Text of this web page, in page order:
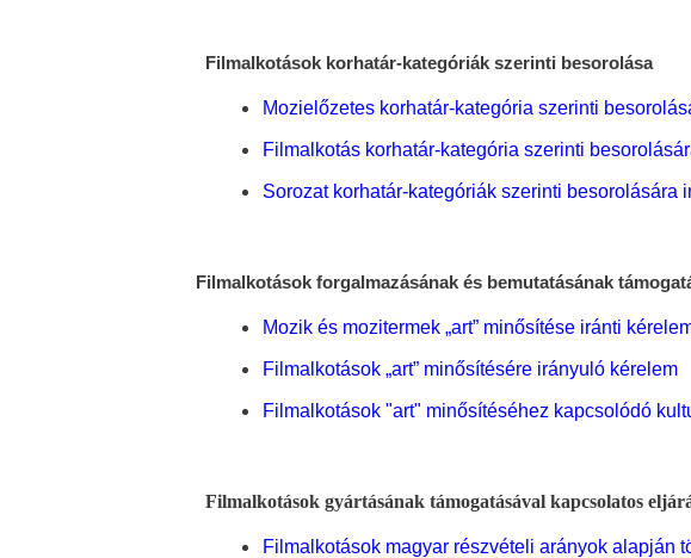
Filmalkotások korhatár-kategóriák szerinti besorolása
Mozielőzetes korhatár-kategória szerinti
Filmalkotás korhatár-kategória szerinti
Sorozat korhatár-kategóriák szerinti besorolására
Filmalkotások forgalmazásának és bemutatásának
Mozik és mozitermek „art” minősítése iránti
Filmalkotások „art” minősítésére irányuló kérelem
Filmalkotások "art" minősítéséhez kapcsolódó
Filmalkotások gyártásának támogatásával kapcsolatos
Filmalkotások magyar részvételi arányok alapján